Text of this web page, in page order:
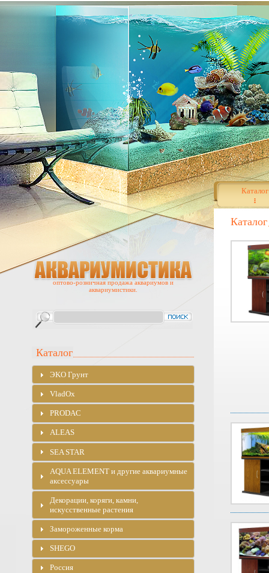
Каталог
Каталог
оптово-розничная продажа аквариумов и
аквариумистики.
Каталог
ЭKO Грунт
VladOx
PRODAC
ALEAS
SEA STAR
AQUA ELEMENT и другие аквариумные
аксессуары
Декорации, коряги, камни,
искусственные растения
Замороженные корма
SHEGO
Россия